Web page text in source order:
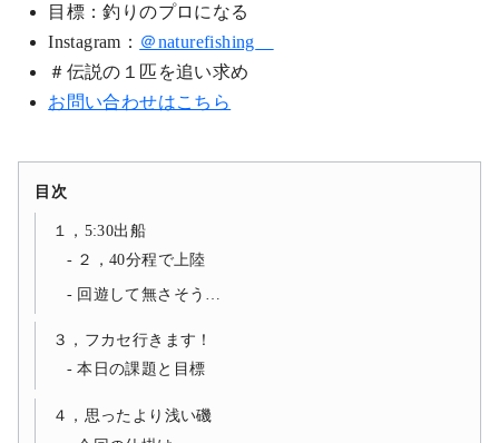
目標：釣りのプロになる
Instagram： ＠naturefishing__
＃伝説の１匹を追い求め
お問い合わせはこちら
目次
１，5:30出船
２，40分程で上陸
回遊して無さそう…
３，フカセ行きます！
本日の課題と目標
４，思ったより浅い磯